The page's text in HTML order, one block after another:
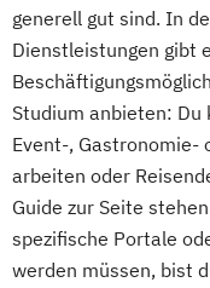
generell gut sind. In
Dienstleistungen gibt
Studium anbieten: Du
Event-, Gastronomie-
arbeiten oder
Guide zur Seite
spezifische Portale
werden müssen, bist